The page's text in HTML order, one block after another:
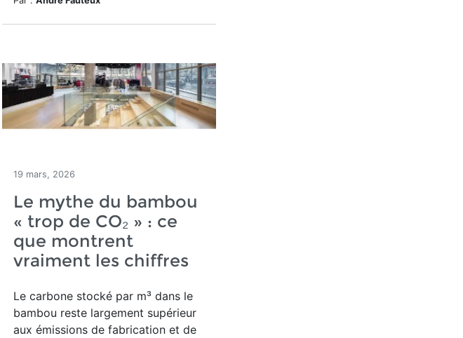
19 mars, 2026
Le mythe du bambou
« trop de CO₂ » : ce
que montrent
vraiment les chiffres
Le carbone stocké par m³ dans le
bambou reste largement supérieur
aux émissions de fabrication et de